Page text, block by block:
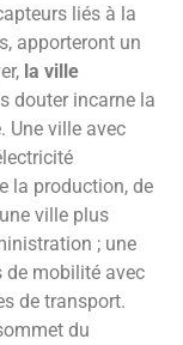
liés à la
apporteront un
la ville
douter incarne la
Une ville avec
la production, de
ville plus
; une
de mobilité avec
de transport.
du